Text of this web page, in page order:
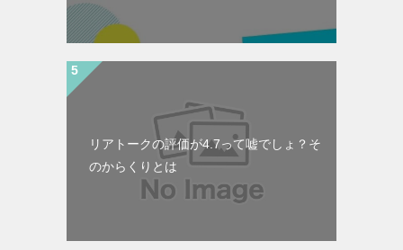
リアトークの評価が4.7って嘘でしょ？そ
のからくりとは